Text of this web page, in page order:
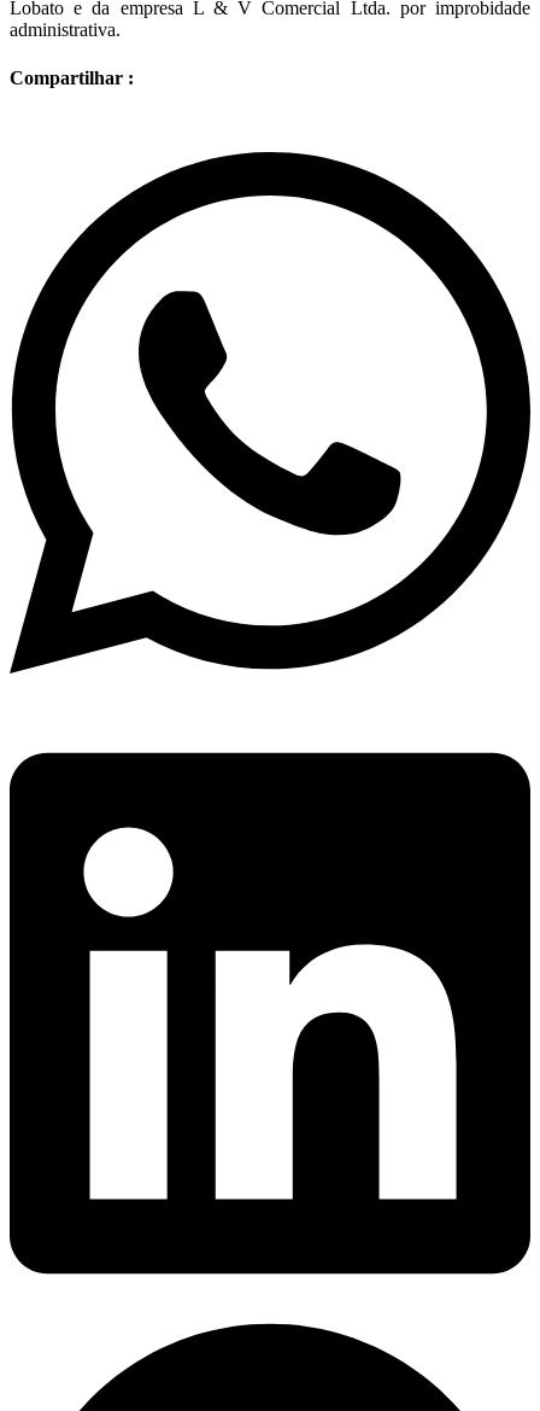
Lobato e da empresa L & V Comercial Ltda. por improbidade
administrativa.
Compartilhar :